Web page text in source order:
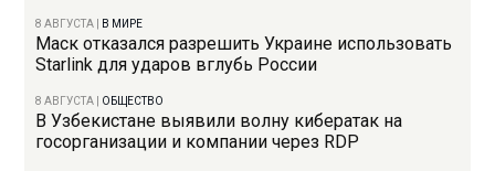
8 АВГУСТА В МИРЕ
Маск отказался разрешить Украине использовать
Starlink для ударов вглубь России
8 АВГУСТА ОБЩЕСТВО
В Узбекистане выявили волну кибератак на
госорганизации и компании через RDP